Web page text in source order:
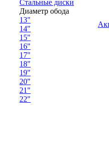
Стальные диски
Диаметр обода
13"
14"
15"
16"
17"
18"
19"
20"
21"
22"